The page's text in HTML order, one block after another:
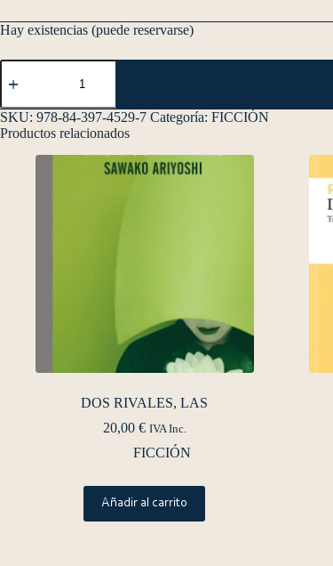
Hay existencias (puede reservarse)
SKU: 978-84-397-4529-7 Categoría: FICCIÓN
Productos relacionados
DOS RIVALES, LAS
20,00 € IVA Inc.
FICCIÓN
Añadir al carrito